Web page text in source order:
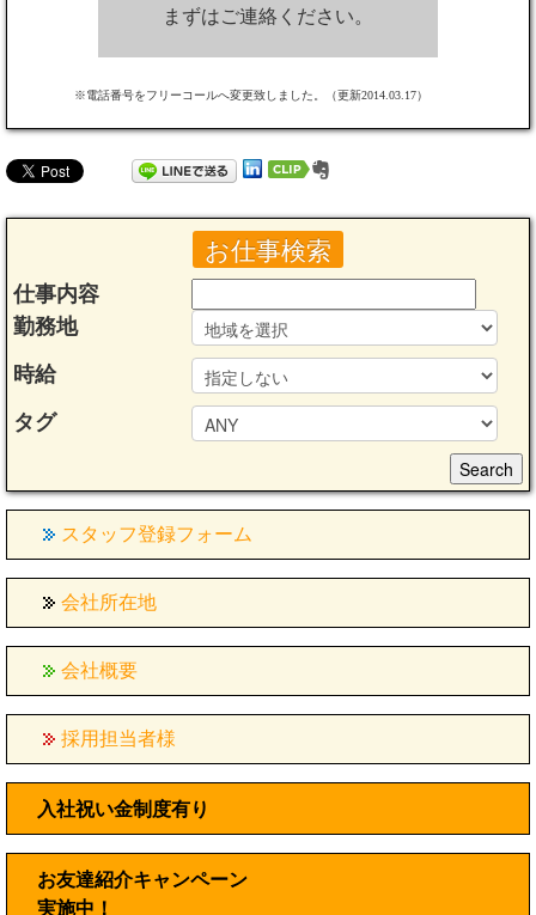
まずはご連絡ください。
※電話番号をフリーコールへ変更致しました。（更新2014.03.17）
お仕事検索
仕事内容
勤務地
時給
タグ
スタッフ登録フォーム
会社所在地
会社概要
採用担当者様
入社祝い金制度有り
お友達紹介キャンペーン
実施中！